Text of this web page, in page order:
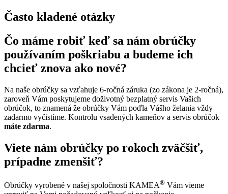
Často kladené otázky
Čo máme robiť keď sa nám obrúčky
používaním poškriabu a budeme ich
chcieť znova ako nové?
Na naše obrúčky sa vzťahuje 6-ročná záruka (zo zákona je 2-ročná),
zaroveň Vám poskytujeme doživotný bezplatný servis Vašich
obrúčok, to znamená že obrúčky Vám poďla Vášho želania vždy
zadarmo vyčistíme. Kontrolu vsadených kameňov a servis obrúčok
máte zdarma.
Viete nám obrúčky po rokoch zväčšiť,
prípadne zmenšiť?
Obrúčky vyrobené v našej spoločnosti KAMEA® Vám vieme